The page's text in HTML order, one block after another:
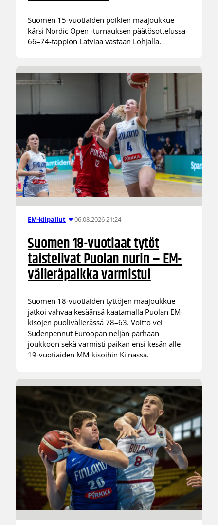
Suomen 15-vuotiaiden poikien maajoukkue
kärsi Nordic Open -turnauksen päätösottelussa
66–74-tappion Latviaa vastaan Lohjalla.
EM-kilpailut 06.08.2026 21:24
Suomen 18-vuotiaat tytöt
taistelivat Puolan nurin – EM-
välieräpaikka varmistui
Suomen 18-vuotiaiden tyttöjen maajoukkue
jatkoi vahvaa kesäänsä kaatamalla Puolan EM-
kisojen puolivälierässä 78–63. Voitto vei
Sudenpennut Euroopan neljän parhaan
joukkoon sekä varmisti paikan ensi kesän alle
19-vuotiaiden MM-kisoihin Kiinassa.